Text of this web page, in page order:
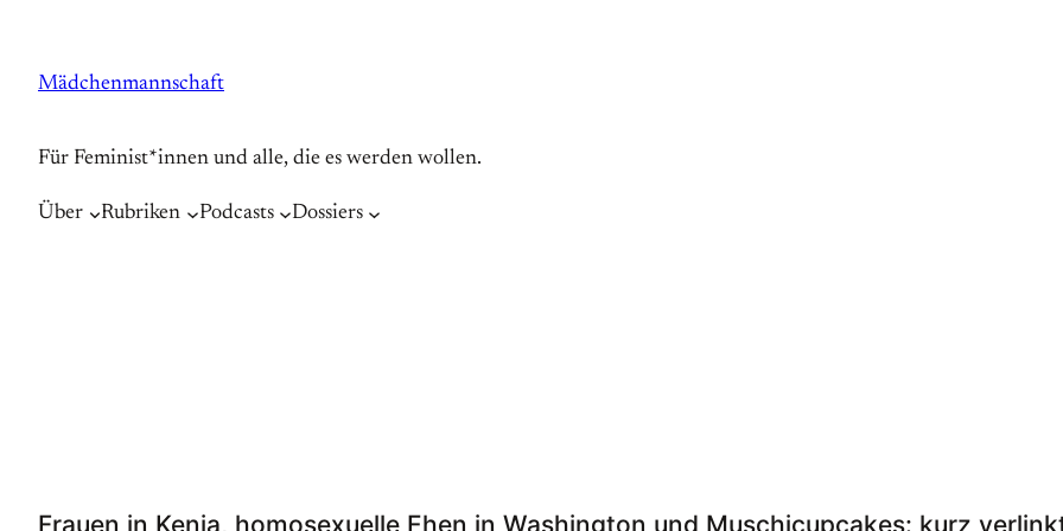
springen
Mädchenmannschaft
Für Feminist*innen und alle, die es werden wollen.
Über Rubriken Podcasts Dossiers
Frauen in Kenia, homosexuelle Ehen in Washington und Muschicupcakes: kurz